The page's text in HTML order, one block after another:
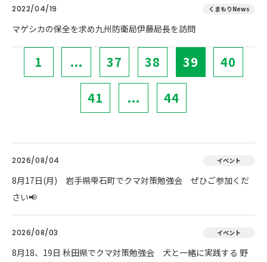
2022/04/19 くまもりNews
マゲシカの保全を求め九州防衛局伊藤局長を訪問
1 ... 37 38 39 40
41 ... 44
2026/08/04 イベント
8月17日(月) 岩手県雫石町でクマ対策勉強会 ぜひご参加くだ
さい📢
2026/08/03 イベント
8月18、19日 秋田県でクマ対策勉強会 犬と一緒に実践する 野